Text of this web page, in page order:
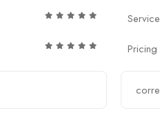
Service
Pricing